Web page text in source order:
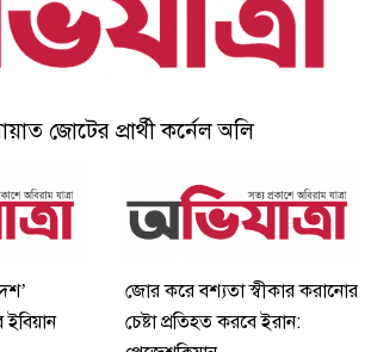
জোটের প্রার্থী কর্নেল অলি
জোর করে বশ্যতা স্বীকার করানোর
চেষ্টা প্রতিহত করবে ইরান: